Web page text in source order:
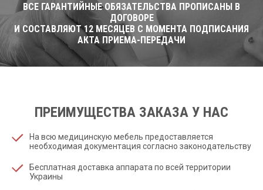
ВСЕ ГАРАНТИЙНЫЕ ОБЯЗАТЕЛЬСТВА ПРОПИСАНЫ В
ДОГОВОРЕ
И СОСТАВЛЯЮТ 12 МЕСЯЦЕВ С МОМЕНТА ПОДПИСАНИЯ
АКТА ПРИЕМА-ПЕРЕДАЧИ
ПРЕИМУЩЕСТВА ЗАКАЗА У НАС
На всю медицинскую мебель предоставляется
необходимая документация согласно законодательству
Бесплатная доставка аппарата по всей территории
Украины